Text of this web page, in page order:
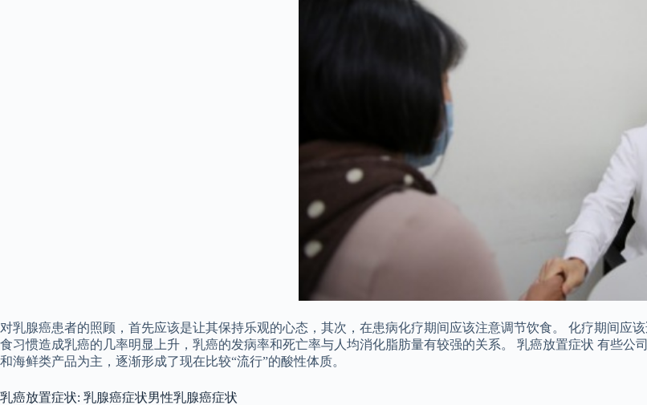
对乳腺癌患者的照顾，首先应该是让其保持乐观的心态，其次，在患病化疗期间应该注意调节饮食。 化疗期间应
食习惯造成乳癌的几率明显上升，乳癌的发病率和死亡率与人均消化脂肪量有较强的关系。 乳癌放置症状 有些
和海鲜类产品为主，逐渐形成了现在比较“流行”的酸性体质。
乳癌放置症状: 乳腺癌症状男性乳腺癌症状